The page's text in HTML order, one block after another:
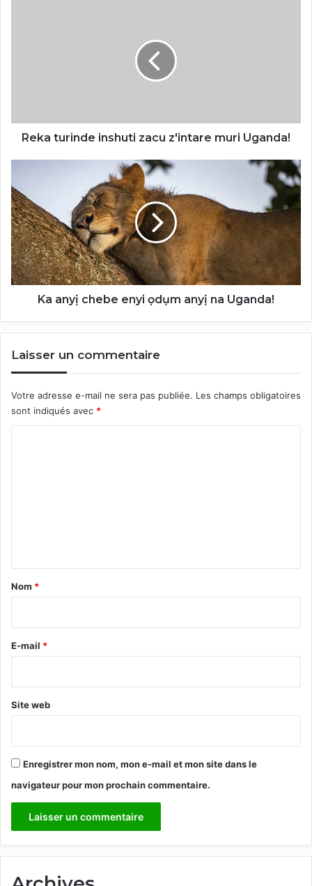
Reka turinde inshuti zacu z'intare muri Uganda!
chebe
enyi
ọdụm
anyị
na
Uganda!
Ka anyị chebe enyi ọdụm anyị na Uganda!
Laisser un commentaire
Votre adresse e-mail ne sera pas publiée. Les champs obligatoires
sont indiqués avec *
a
e
Nom *
E-mail *
Site web
Enregistrer mon nom, mon e-mail et mon site dans le
navigateur pour mon prochain commentaire.